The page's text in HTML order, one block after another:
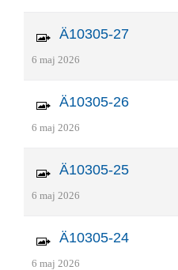
Ä10305-27
6 maj 2026
Ä10305-26
6 maj 2026
Ä10305-25
6 maj 2026
Ä10305-24
6 maj 2026